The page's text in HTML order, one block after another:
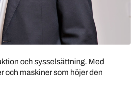
och sysselsättning. Med
och maskiner som höjer den